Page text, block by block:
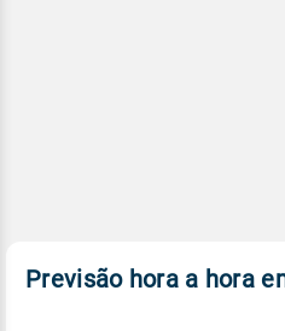
Previsão hora a hora